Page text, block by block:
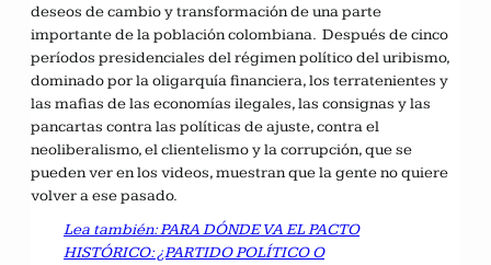
deseos de cambio y transformación de una parte
importante de la población colombiana. Después de cinco
períodos presidenciales del régimen político del uribismo,
dominado por la oligarquía financiera, los terratenientes y
las mafias de las economías ilegales, las consignas y las
pancartas contra las políticas de ajuste, contra el
neoliberalismo, el clientelismo y la corrupción, que se
pueden ver en los videos, muestran que la gente no quiere
volver a ese pasado.
Lea también: PARA DÓNDE VA EL PACTO
HISTÓRICO: ¿PARTIDO POLÍTICO O